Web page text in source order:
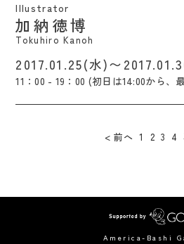
Illustrator
加納徳博
Tokuhiro Kanoh
2017.01.25(水)〜
11：00 - 19：00 (初日は14:00から、
前へ 1 2 3 4
America-Bashi